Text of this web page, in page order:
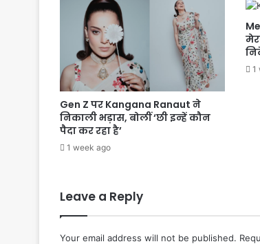
Gen Z पर Kangana Ranaut ने
निकाली भड़ास, बोलीं ‘छी इन्हें कौन
पैदा कर रहा है’
1 week ago
1
Leave a Reply
Your email address will not be published.